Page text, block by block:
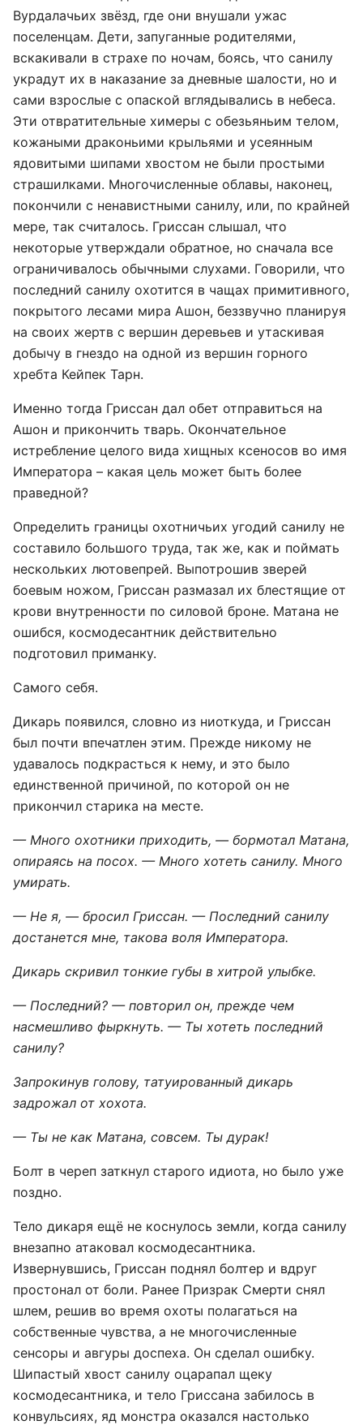
Вурдалачьих звёзд, где они внушали ужас
поселенцам. Дети, запуганные родителями,
вскакивали в страхе по ночам, боясь, что санилу
украдут их в наказание за дневные шалости, но и
сами взрослые с опаской вглядывались в небеса.
Эти отвратительные химеры с обезьяньим телом,
кожаными драконьими крыльями и усеянным
ядовитыми шипами хвостом не были простыми
страшилками. Многочисленные облавы, наконец,
покончили с ненавистными санилу, или, по крайней
мере, так считалось. Гриссан слышал, что
некоторые утверждали обратное, но сначала все
ограничивалось обычными слухами. Говорили, что
последний санилу охотится в чащах примитивного,
покрытого лесами мира Ашон, беззвучно планируя
на своих жертв с вершин деревьев и утаскивая
добычу в гнездо на одной из вершин горного
хребта Кейпек Тарн.
Именно тогда Гриссан дал обет отправиться на
Ашон и прикончить тварь. Окончательное
истребление целого вида хищных ксеносов во имя
Императора – какая цель может быть более
праведной?
Определить границы охотничьих угодий санилу не
составило большого труда, так же, как и поймать
нескольких лютовепрей. Выпотрошив зверей
боевым ножом, Гриссан размазал их блестящие от
крови внутренности по силовой броне. Матана не
ошибся, космодесантник действительно
подготовил приманку.
Самого себя.
Дикарь появился, словно из ниоткуда, и Гриссан
был почти впечатлен этим. Прежде никому не
удавалось подкрасться к нему, и это было
единственной причиной, по которой он не
прикончил старика на месте.
— Много охотники приходить, — бормотал Матана,
опираясь на посох. — Много хотеть санилу. Много
умирать.
— Не я, — бросил Гриссан. — Последний санилу
достанется мне, такова воля Императора.
Дикарь скривил тонкие губы в хитрой улыбке.
— Последний? — повторил он, прежде чем
насмешливо фыркнуть. — Ты хотеть последний
санилу?
Запрокинув голову, татуированный дикарь
задрожал от хохота.
— Ты не как Матана, совсем. Ты дурак!
Болт в череп заткнул старого идиота, но было уже
поздно.
Тело дикаря ещё не коснулось земли, когда санилу
внезапно атаковал космодесантника.
Извернувшись, Гриссан поднял болтер и вдруг
простонал от боли. Ранее Призрак Смерти снял
шлем, решив во время охоты полагаться на
собственные чувства, а не многочисленные
сенсоры и авгуры доспеха. Он сделал ошибку.
Шипастый хвост санилу оцарапал щеку
космодесантника, и тело Гриссана забилось в
конвульсиях, яд монстра оказался настолько